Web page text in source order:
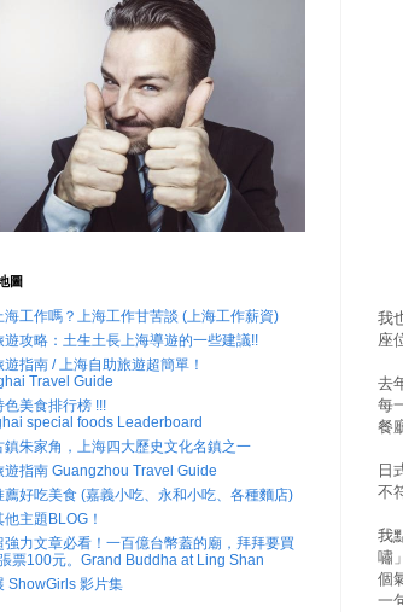
我
座
去
每
餐
日
不
我
嘯
個
一
圖
海工作嗎？上海工作甘苦談 (上海工作薪資)
遊攻略：土生土長上海導遊的一些建議!!
遊指南 / 上海自助旅遊超簡單！
Travel Guide
色美食排行榜 !!!
special foods Leaderboard
鎮朱家角，上海四大歷史文化名鎮之一
遊指南 Guangzhou Travel Guide
薦好吃美食 (嘉義小吃、永和小吃、各種麵店)
他主題BLOG！
強力文章必看！一百億台幣蓋的廟，拜拜要買
票100元。Grand Buddha at Ling Shan
ShowGirls 影片集